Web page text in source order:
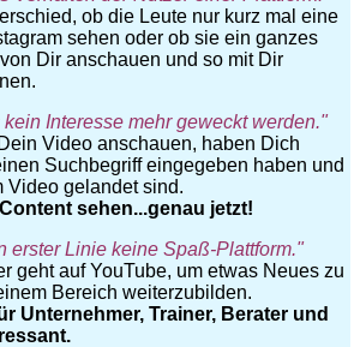
ob die Leute nur kurz mal eine
sehen oder ob sie ein ganzes
Dir anschauen und so mit Dir
Interesse mehr geweckt werden."
Video anschauen, haben Dich
Suchbegriff eingegeben haben und
Video gelandet sind.
sehen...genau jetzt!
erster Linie keine Spaß-Plattform."
geht auf YouTube, um etwas Neues zu
Bereich weiterzubilden.
Unternehmer, Trainer, Berater und